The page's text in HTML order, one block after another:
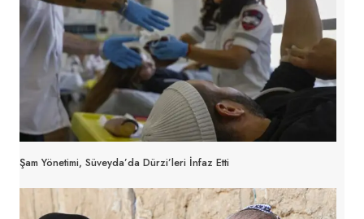
Şam Yönetimi, Süveyda’da Dürzi’leri İnfaz Etti